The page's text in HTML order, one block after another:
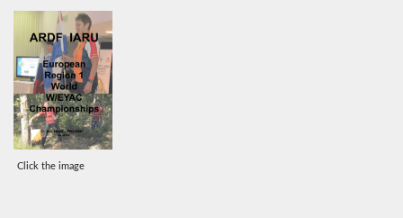
Click the image